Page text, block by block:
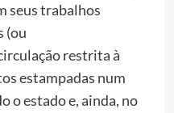
seus trabalhos
(ou
restrita à
estampadas num
o estado e, ainda, no